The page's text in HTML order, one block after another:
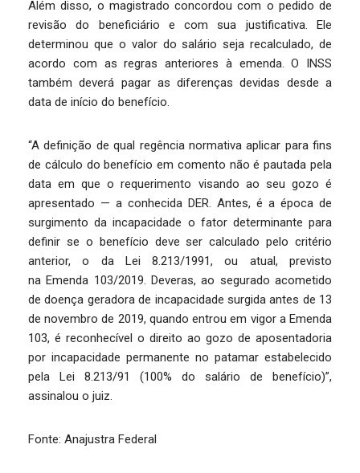
Além disso, o magistrado concordou com o pedido de
revisão do beneficiário e com sua justificativa. Ele
determinou que o valor do salário seja recalculado, de
acordo com as regras anteriores à emenda. O INSS
também deverá pagar as diferenças devidas desde a
data de início do benefício.
“A definição de qual regência normativa aplicar para fins
de cálculo do benefício em comento não é pautada pela
data em que o requerimento visando ao seu gozo é
apresentado — a conhecida DER. Antes, é a época de
surgimento da incapacidade o fator determinante para
definir se o benefício deve ser calculado pelo critério
anterior, o da Lei 8.213/1991, ou atual, previsto
na Emenda 103/2019. Deveras, ao segurado acometido
de doença geradora de incapacidade surgida antes de 13
de novembro de 2019, quando entrou em vigor a Emenda
103, é reconhecível o direito ao gozo de aposentadoria
por incapacidade permanente no patamar estabelecido
pela Lei 8.213/91 (100% do salário de benefício)”,
assinalou o juiz.
Fonte: Anajustra Federal